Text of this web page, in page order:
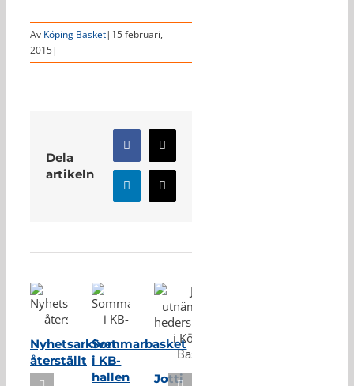
Av Köping Basket| 15 februari,
2015|
Dela
artikeln
Facebook
X
LinkedInE-
post
Nyhetsarkivet
återställt
Sommarbasket
i KB-
hallen
Jotti